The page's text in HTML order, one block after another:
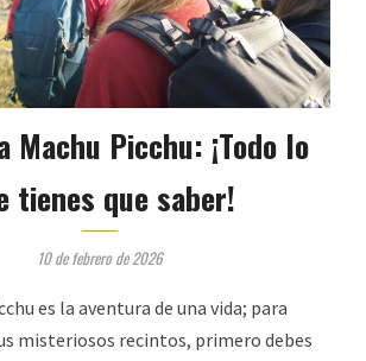
Machu Picchu: ¡Todo lo
tienes que saber!
10 de febrero de 2026
es la aventura de una vida; para
misteriosos recintos, primero debes